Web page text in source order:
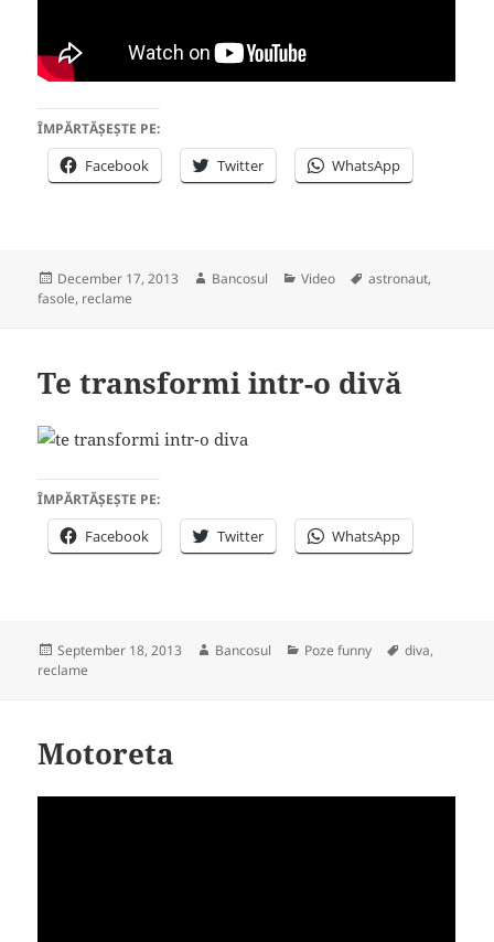
ÎMPĂRTĂȘEȘTE PE:
Facebook Twitter WhatsApp
Posted
on
December 17, 2013 Author
Bancosul Categories
Video Tags
astronaut,
fasole, reclame
Te transformi intr-o divă
ÎMPĂRTĂȘEȘTE PE:
Facebook Twitter WhatsApp
Posted
on
September 18, 2013 Author
Bancosul Categories
Poze funny Tags
diva,
reclame
Motoreta